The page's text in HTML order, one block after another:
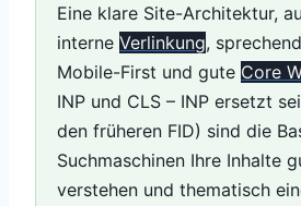
Eine klare Site-Architektur,
interneVerlinkung,
Mobile-First und gute Core
INP und CLS – INP ersetzt
den früheren FID) sind die
Suchmaschinen Ihre Inhalte
verstehen und thematisch